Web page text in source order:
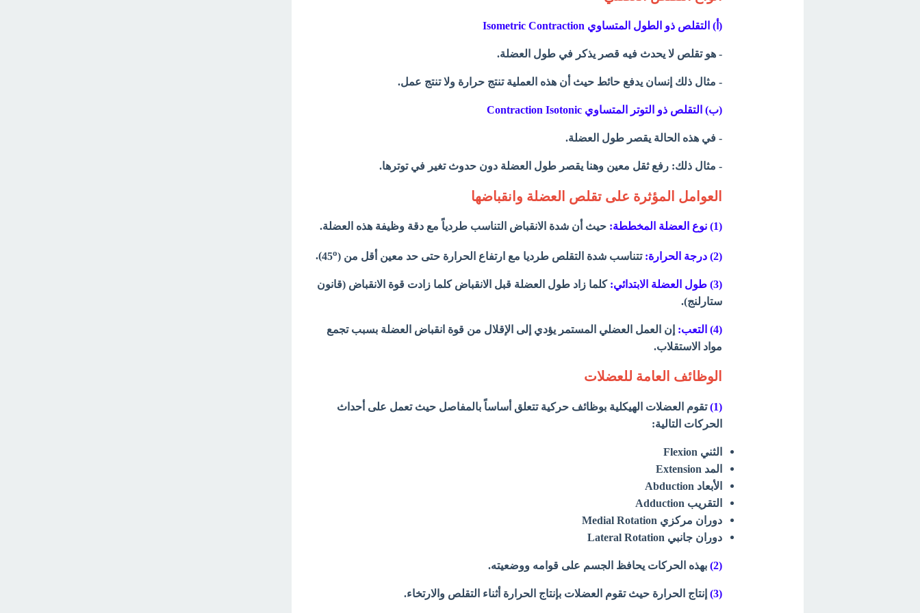
(أ) التقلص ذو الطول المتساوي Isometric Contraction
- هو تقلص لا يحدث فيه قصر يذكر في طول العضلة.
- مثال ذلك إنسان يدفع حائط حيث أن هذه العملية تنتج حرارة ولا تنتج عمل.
(ب) التقلص ذو التوتر المتساوي Contraction Isotonic
- في هذه الحالة يقصر طول العضلة.
- مثال ذلك: رفع ثقل معين وهنا يقصر طول العضلة دون حدوث تغير في توترها.
العوامل المؤثرة على تقلص العضلة وانقباضها
(1) نوع العضلة المخططة: حيث أن شدة الانقباض التناسب طردياً مع دقة وظيفة هذه العضلة.
(2) درجة الحرارة: تتناسب شدة التقلص طرديا مع ارتفاع الحرارة حتى حد معين أقل من (45o
).
(3) طول العضلة الابتدائي:
كلما زاد طول العضلة قبل الانقباض كلما زادت قوة الانقباض (قانون
ستارلنج).
(4) التعب:
إن العمل العضلي المستمر يؤدي إلى الإقلال من قوة انقباض العضلة بسبب تجمع
مواد الاستقلاب.
الوظائف العامة للعضلات
(1)
تقوم العضلات الهيكلية بوظائف حركية تتعلق أساساً بالمفاصل حيث تعمل على أحداث
الحركات التالية:
الثني Flexion
المد Extension
الأبعاد Abduction
التقريب Adduction
دوران مركزي Medial Rotation
دوران جانبي Lateral Rotation
(2) بهذه الحركات يحافظ الجسم على قوامه ووضعيته.
(3) إنتاج الحرارة حيث تقوم العضلات بإنتاج الحرارة أثناء التقلص والارتخاء.